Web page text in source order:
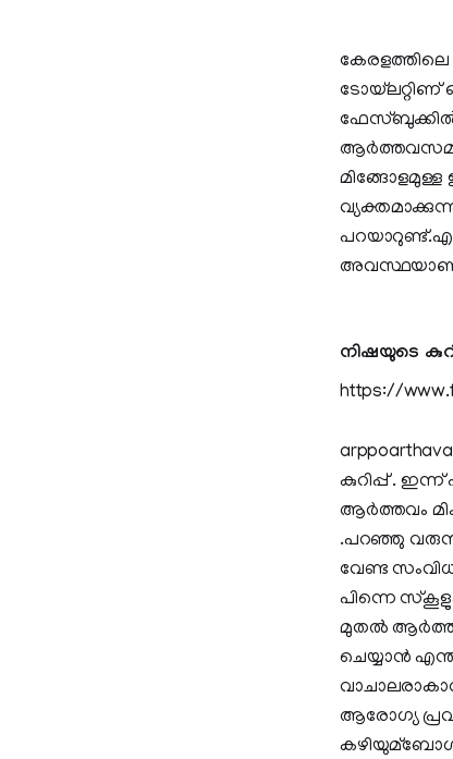
ടോയ്‌ലറ്റിണ്
മിങ്ങോളമുള്ള
അവസ്ഥയാണ്
നിഷയുടെ
https://
കുറിപ്പ് .
ആര്‍ത്തവം
.പറഞ്ഞു
വേണ്ട
പിന്നെ
മുതല്‍
ചെയ്യാന്‍
ആരോഗ്യ
കഴിയുമ്ബോള്‍